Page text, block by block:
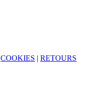
COOKIES | RETOURS